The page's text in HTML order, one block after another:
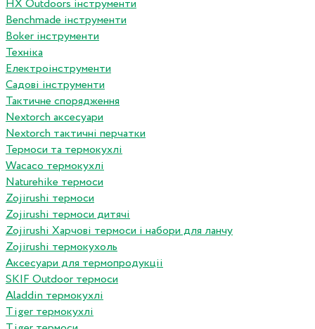
HX Outdoors інструменти
Benchmade інструменти
Boker інструменти
Техніка
Електроінструменти
Садові інструменти
Тактичне спорядження
Nextorch аксесуари
Nextorch тактичні перчатки
Термоси та термокухлі
Wacaco термокухлі
Naturehike термоси
Zojirushi термоси
Zojirushi термоси дитячі
Zojirushi Харчові термоси і набори для ланчу
Zojirushi термокухоль
Аксесуари для термопродукціі
SKIF Outdoor термоси
Aladdin термокухлі
Tiger термокухлі